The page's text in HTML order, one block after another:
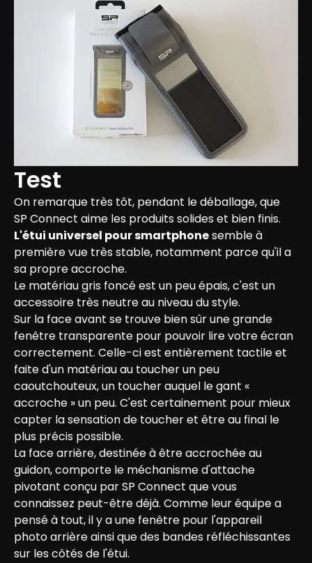
Test
On remarque très tôt, pendant le déballage, que
SP Connect aime les produits solides et bien finis.
L'étui universel pour smartphone semble à
première vue très stable, notamment parce qu'il a
sa propre accroche.
Le matériau gris foncé est un peu épais, c'est un
accessoire très neutre au niveau du style.
Sur la face avant se trouve bien sûr une grande
fenêtre transparente pour pouvoir lire votre écran
correctement. Celle-ci est entièrement tactile et
faite d'un matériau au toucher un peu
caoutchouteux, un toucher auquel le gant «
accroche » un peu. C'est certainement pour mieux
capter la sensation de toucher et être au final le
plus précis possible.
La face arrière, destinée à être accrochée au
guidon, comporte le méchanisme d'attache
pivotant conçu par SP Connect que vous
connaissez peut-être déjà. Comme leur équipe a
pensé à tout, il y a une fenêtre pour l'appareil
photo arrière ainsi que des bandes réfléchissantes
sur les côtés de l'étui.